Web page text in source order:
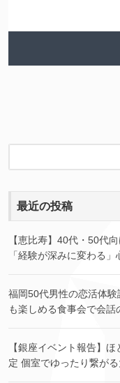
最近の投稿
【恵比寿】40代・50代
「経験が深みに変わる
福岡50代男性の恋活体
も楽しめる食事会で会話
【銀座イベント報告】
定 個室でゆったり繋が